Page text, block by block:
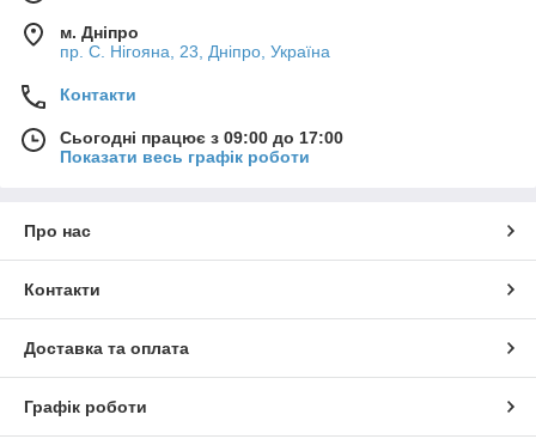
м. Дніпро
пр. С. Нігояна, 23, Дніпро, Україна
Контакти
Сьогодні працює з 09:00 до 17:00
Показати весь графік роботи
Про нас
Контакти
Доставка та оплата
Графік роботи